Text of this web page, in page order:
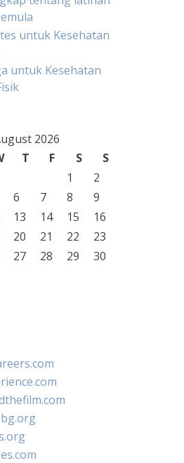
untuk Kesehatan
untuk Kesehatan
2026
T F S
S
1
2
6 7 8
9
13 14 15
16
20 21 22
23
27 28 29
30